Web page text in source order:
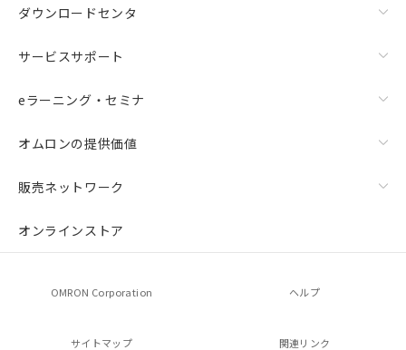
ダウンロードセンタ
サービスサポート
eラーニング・セミナ
オムロンの提供価値
販売ネットワーク
オンラインストア
OMRON Corporation ヘルプ
サイトマップ 関連リンク